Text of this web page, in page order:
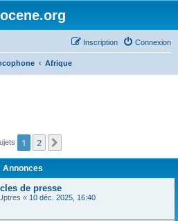
Connexion
Inscription
Afrique
1 2
Annonces
de presse
« 10 déc. 2025, 16:40